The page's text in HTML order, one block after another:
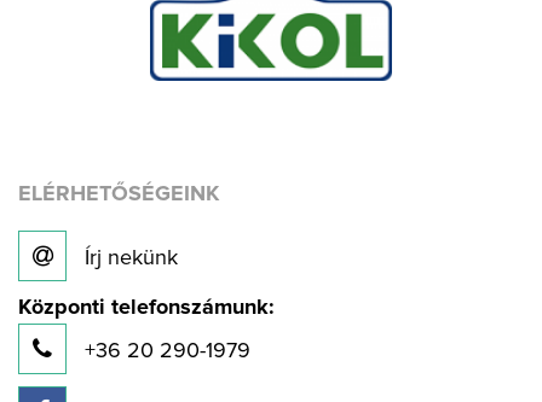
ELÉRHETŐSÉGEINK
Írj nekünk
Központi telefonszámunk:
+36 20 290-1979